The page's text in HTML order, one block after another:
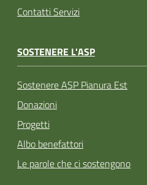
Contatti Servizi
SOSTENERE L'ASP
Sostenere ASP Pianura Est
Donazioni
Progetti
Albo benefattori
Le parole che ci sostengono